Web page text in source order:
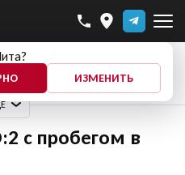
ИЗМЕНИТЬ
ПОКАЗАТЬ АВТО
с пробегом в